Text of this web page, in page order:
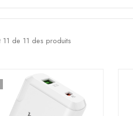
11 de 11 des produits